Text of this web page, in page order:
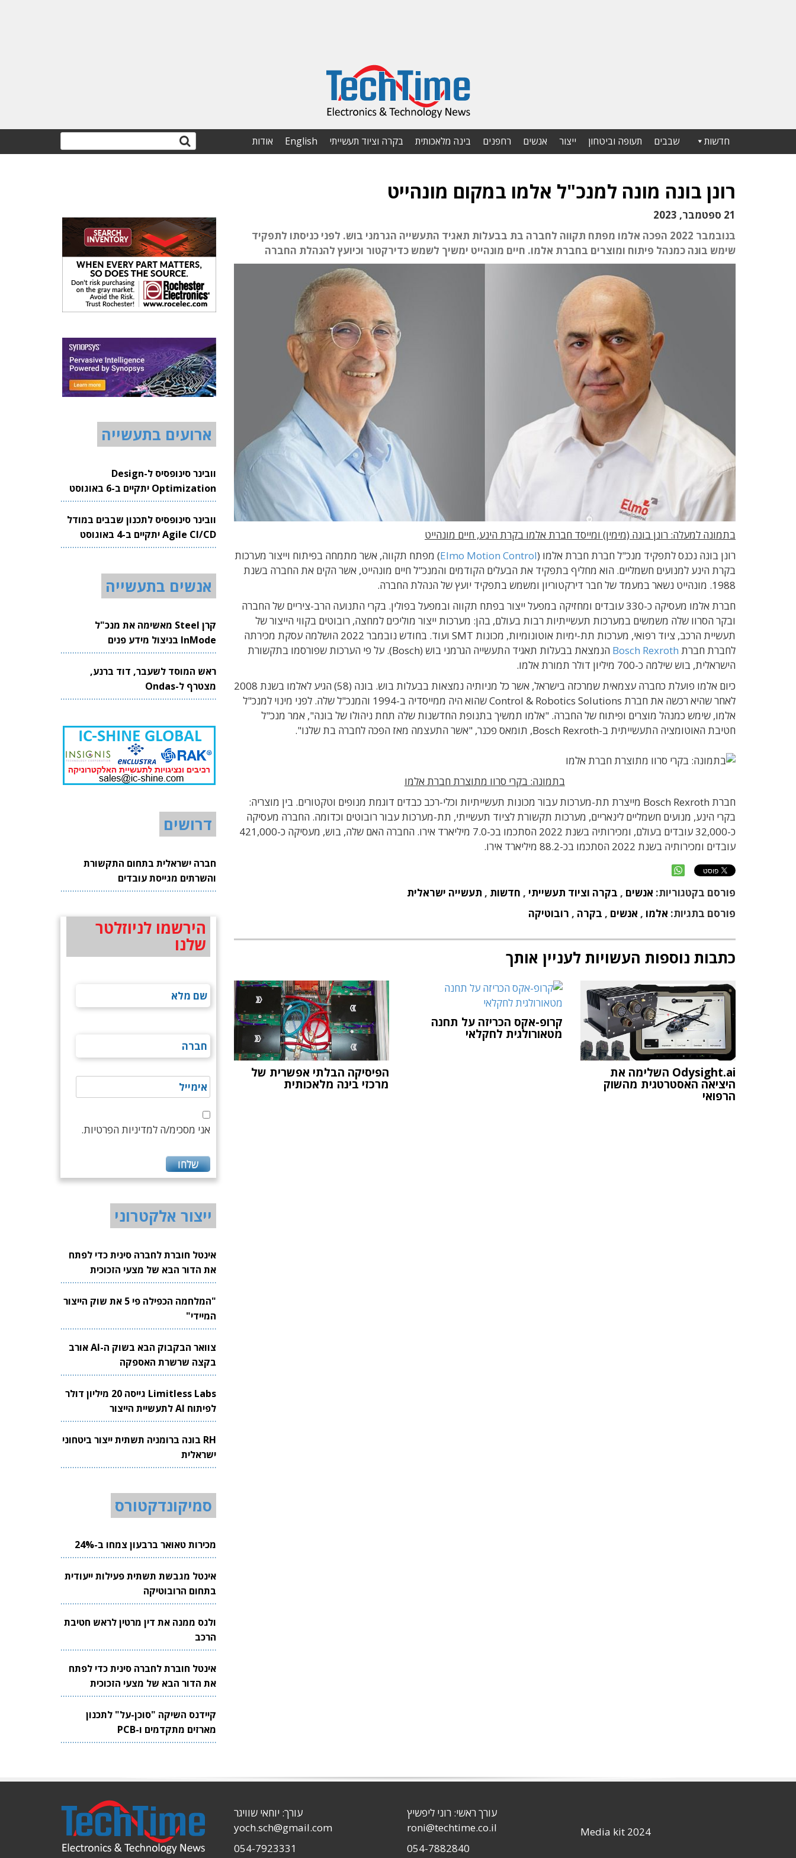
חדשות שבבים תעופה וביטחון ייצור אנשים רחפנים בינה מלאכותית בקרה וציוד תעשייתי English אודות
רונן בונה מונה למנכ"ל אלמו במקום מונהייט
21 ספטמבר, 2023
בנובמבר 2022 הפכה אלמו מפתח תקווה לחברה בת בבעלות תאגיד התעשייה הגרמני בוש. לפני כניסתו לתפקיד
שימש בונה כמנהל פיתוח ומוצרים בחברת אלמו. חיים מונהייט ימשיך לשמש כדירקטור וכיועץ להנהלת החברה
בתמונה למעלה: רונן בונה (מימין) ומייסד חברת אלמו בקרת הינע, חיים מונהייט
רונן בונה נכנס לתפקיד מנכ"ל חברת חברת אלמו (Elmo Motion Control) מפתח תקווה, אשר מתמחה בפיתוח וייצור מערכות
בקרת הינע למנועים חשמליים. הוא מחליף בתפקיד את הבעלים הקודמים והמנכ"ל חיים מונהייט, אשר הקים את החברה בשנת
1988. מונהייט נשאר במעמד של חבר דירקטוריון ומשמש בתפקיד יועץ של הנהלת החברה.
חברת אלמו מעסיקה כ-330 עובדים ומחזיקה במפעל ייצור בפתח תקווה ובמפעל בפולין. בקרי התנועה הרב-ציריים של החברה
ובקר הסרוו שלה משמשים במערכות תעשייתיות רבות בעולם, בהן: מערכות ייצור מוליכים למחצה, רובוטים בקווי הייצור של
תעשיית הרכב, ציוד רפואי, מערכות תת-ימיות אוטונומיות, מכונות SMT ועוד. בחודש נובמבר 2022 הושלמה עסקת מכירתה
לחברת חברת Bosch Rexroth
הנמצאת בבעלות תאגיד התעשייה הגרמני בוש (Bosch). על פי הערכות שפורסמו בתקשורת
הישראלית, בוש שילמה כ-700 מיליון דולר תמורת אלמו.
כיום אלמו פועלת כחברה עצמאית שמרכזה בישראל, אשר כל מניותיה נמצאות בבעלות בוש. בונה (58) הגיע לאלמו בשנת 2008
לאחר שהיא רכשה את חברת Control & Robotics Solutions שהוא היה ממייסדיה ב-1994 והמנכ"ל שלה. לפני מינוי למנכ"ל
אלמו, שימש כמנהל מוצרים ופיתוח של החברה. "אלמו תמשיך בתנופת החדשנות שלה תחת ניהולו של בונה", אמר מנכ"ל
חטיבת האוטומציה התעשייתית ב-Bosch Rexroth, תומאס פכנר, "אשר התעצמה מאז הפכה לחברה בת שלנו".
בתמונה: בקרי סרוו מתוצרת חברת אלמו
חברת Bosch Rexroth מייצרת תת-מערכות עבור מכונות תעשייתיות וכלי-רכב כבדים דוגמת מנופים וטקטורים. בין מוצריה:
בקרי הינע, מנועים חשמליים לינאריים, מערכות תקשורת לציוד תעשייתי, תת-מערכות עבור רובוטים וכדומה. החברה מעסיקה
כ-32,000 עובדים בעולם, ומכירותיה בשנת 2022 הסתכמו בכ-7.0 מיליארד אירו. החברה האם שלה, בוש, מעסיקה כ-421,000
עובדים ומכירותיה בשנת 2022 הסתכמו בכ-88.2 מיליארד אירו.
פורסם בקטגוריות: אנשים , בקרה וציוד תעשייתי , חדשות , תעשייה ישראלית
פורסם בתגיות: אלמו , אנשים , בקרה , רובוטיקה
כתבות נוספות העשויות לעניין אותך
Odysight.ai השלימה את
היציאה האסטרטגית מהשוק
הרפואי
קרופ-אקס הכריזה על תחנה
מטאורולגית לחקלאי
הפיסיקה הבלתי אפשרית של
מרכזי בינה מלאכותית
ארועים בתעשייה
וובינר סינופסיס ל-Design
Optimization יתקיים ב-6 באוגוסט
2026
וובינר סינופסיס לתכנון שבבים במודל
Agile CI/CD יתקיים ב-4 באוגוסט
2026
אנשים בתעשייה
קרן Steel מאשימה את מנכ"ל
InMode בניצול מידע פנים
ראש המוסד לשעבר, דוד ברנע,
מצטרף ל-Ondas
דרושים
חברה ישראלית בתחום התקשורת
והשרתים מגייסת עובדים
הירשמו לניוזלטר
שלנו
אני מסכימ/ה למדיניות הפרטיות.
ייצור אלקטרוני
אינטל חוברת לחברה סינית כדי לפתח
את הדור הבא של מצעי הזכוכית
לשבבים
"המלחמה הכפילה פי 5 את שוק הייצור
המיידי"
צוואר הבקבוק הבא בשוק ה-AI אורב
בקצה שרשרת האספקה
Limitless Labs גייסה 20 מיליון דולר
לפיתוח AI לתעשיית הייצור
RH בונה ברומניה תשתית ייצור ביטחוני
ישראלית
סמיקונדקטורס
מכירות טאואר ברבעון צמחו ב-24%
אינטל מגבשת תשתית פעילות ייעודית
בתחום הרובוטיקה
ולנס ממנה את דין מרטין לראש חטיבת
הרכב
אינטל חוברת לחברה סינית כדי לפתח
את הדור הבא של מצעי הזכוכית
לשבבים
קיידנס השיקה "סוכן-על" לתכנון
מארזים מתקדמים ו-PCB
Media kit 2024
עורך ראשי: רוני ליפשיץ
roni@techtime.co.il
054-7882840
עורך: יוחאי שוויגר
yoch.sch@gmail.com
054-7923331